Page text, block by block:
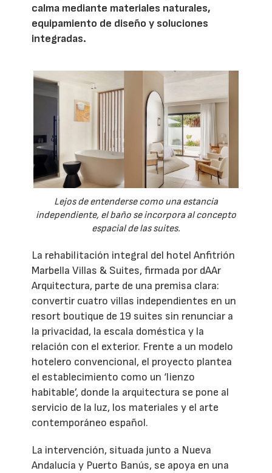
calma mediante materiales naturales,
equipamiento de diseño y soluciones
integradas.
Lejos de entenderse como una estancia
independiente, el baño se incorpora al concepto
espacial de las suites.
La rehabilitación integral del hotel Anfitrión
Marbella Villas & Suites, firmada por dAAr
Arquitectura, parte de una premisa clara:
convertir cuatro villas independientes en un
resort boutique de 19 suites sin renunciar a
la privacidad, la escala doméstica y la
relación con el exterior. Frente a un modelo
hotelero convencional, el proyecto plantea
el establecimiento como un ‘lienzo
habitable’, donde la arquitectura se pone al
servicio de la luz, los materiales y el arte
contemporáneo español.
La intervención, situada junto a Nueva
Andalucía y Puerto Banús, se apoya en una